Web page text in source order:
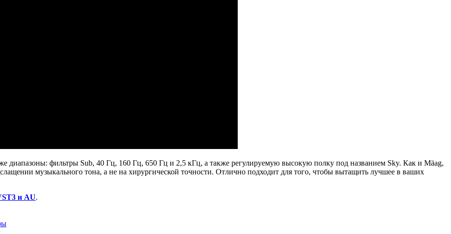
диапазоны: фильтры Sub, 40 Гц, 160 Гц, 650 Гц и 2,5 кГц, а также регулируемую высокую полку под названием Sky. Как и Mäag,
музыкального тона, а не на хирургической точности. Отлично подходит для того, чтобы вытащить лучшее в ваших
и AU.